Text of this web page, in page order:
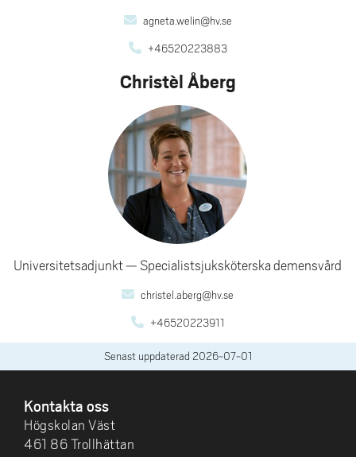
agneta.welin@hv.se
+46520223883
Christèl Åberg
Universitetsadjunkt Specialistsjuksköterska demensvård
christel.aberg@hv.se
+46520223911
Senast uppdaterad 2026-07-01
Kontakta oss
Högskolan Väst
461 86 Trollhättan